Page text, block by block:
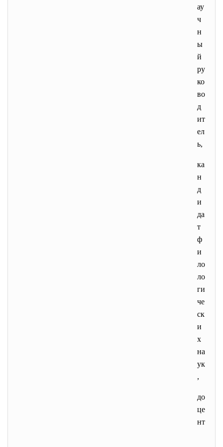
ау
ч
н
ы
й
ру
ко
во
д
ит
ел
ь,
ка
н
д
и
да
т
ф
и
ло
ло
ги
че
ск
и
х
на
ук
,
до
це
нт